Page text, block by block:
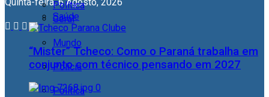
Geral
Mundo
Polícia
Política
Política
Saúde
“Mister” Tcheco: Como o Paraná trabalha em
conjunto com técnico pensando em 2027